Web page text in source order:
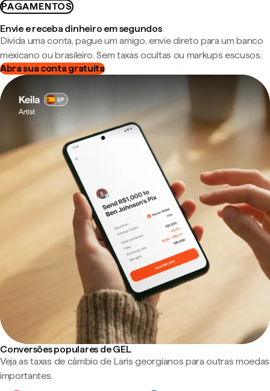
PAGAMENTOS
Envie e receba dinheiro em segundos
Divida uma conta, pague um amigo, envie direto para um banco
mexicano ou brasileiro. Sem taxas ocultas ou markups escusos.
Abra sua conta gratuita
Conversões populares de GEL
Veja as taxas de câmbio de Laris georgianos para outras moedas
importantes.